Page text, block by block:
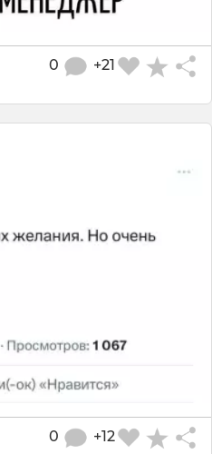
+21
0
+12
0